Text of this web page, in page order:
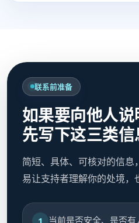
联系前准备
如果要向他人
先写下这三类信
简短、具体、可核对的信息
易让支持者理解你的处境，
1 当前是否安全、是否